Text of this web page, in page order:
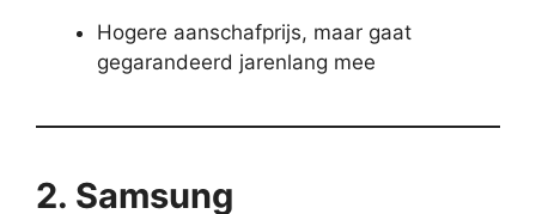
Hogere aanschafprijs, maar gaat
gegarandeerd jarenlang mee
2. Samsung